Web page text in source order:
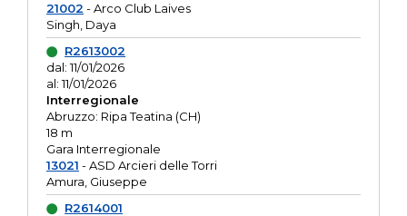
21002 - Arco Club Laives
Singh, Daya
R2613002
dal: 11/01/2026
al: 11/01/2026
Interregionale
Abruzzo: Ripa Teatina (CH)
18 m
Gara Interregionale
13021 - ASD Arcieri delle Torri
Amura, Giuseppe
R2614001